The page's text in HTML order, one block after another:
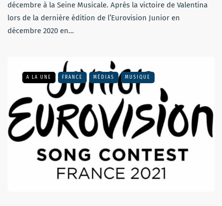
décembre à la Seine Musicale. Après la victoire de Valentina
lors de la dernière édition de l’Eurovision Junior en
décembre 2020 en…
A LA UNE FRANCE MÉDIAS MUSIQUE